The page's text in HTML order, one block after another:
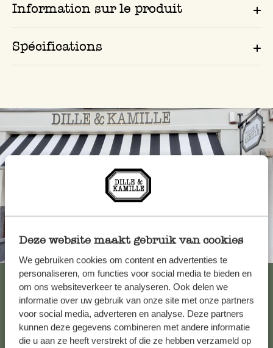
Deze website maakt gebruik van cookies
We gebruiken cookies om content en advertenties te
personaliseren, om functies voor social media te bieden en
om ons websiteverkeer te analyseren. Ook delen we
informatie over uw gebruik van onze site met onze partners
voor social media, adverteren en analyse. Deze partners
kunnen deze gegevens combineren met andere informatie
die u aan ze heeft verstrekt of die ze hebben verzameld op
Information sur le produit
Spécifications
Toujours à proximité
Voir les 62 magasins
Service clientèle